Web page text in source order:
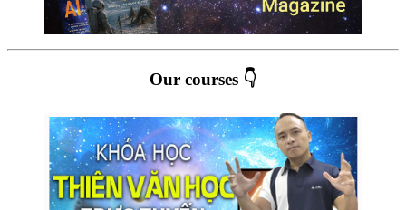
Our courses 👇